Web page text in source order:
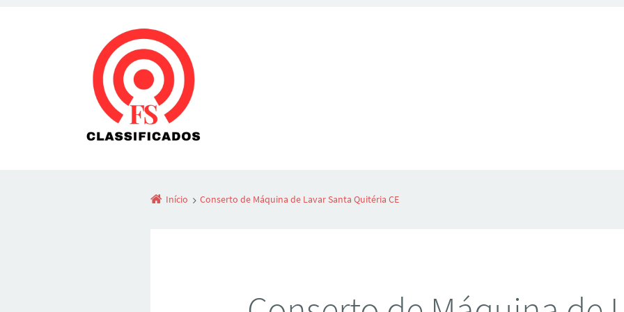
Início Conserto de Máquina de Lavar Santa Quitéria CE